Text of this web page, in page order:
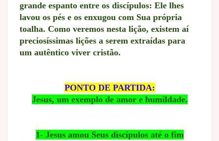
grande espanto entre os discípulos: Ele lhes
lavou os pés e os enxugou com Sua própria
toalha. Como veremos nesta lição, existem aí
preciosíssimas lições a serem extraídas para
um autêntico viver cristão.
PONTO DE PARTIDA:
Jesus, um exemplo de amor e humildade.
1- Jesus amou Seus discípulos até o fim